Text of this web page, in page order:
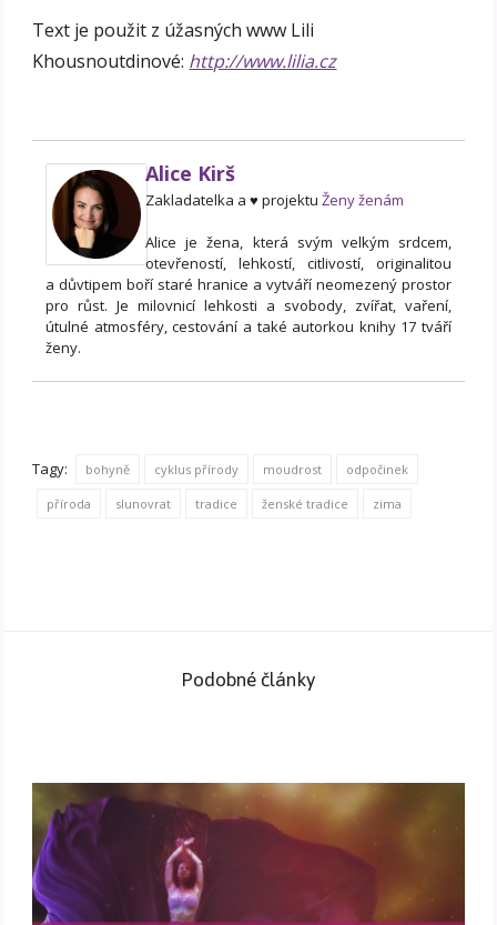
Text je použit z úžasných www Lili
Khousnoutdinové: http://www.lilia.cz
Alice Kirš
Zakladatelka a ♥ projektuŽeny ženám
Alice je žena, která svým velkým srdcem,
otevřeností, lehkostí, citlivostí, originalitou
a důvtipem boří staré hranice a vytváří neomezený prostor
pro růst. Je milovnicí lehkosti a svobody, zvířat, vaření,
útulné atmosféry, cestování a také autorkou knihy 17 tváří
ženy.
Tagy: bohyně cyklus přírody moudrost odpočinek
příroda slunovrat tradice ženské tradice zima
Podobné články